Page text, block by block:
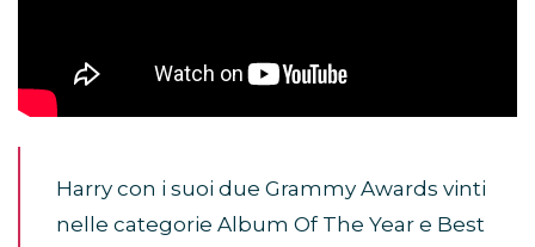
Harry con i suoi due Grammy Awards vinti
nelle categorie Album Of The Year e Best